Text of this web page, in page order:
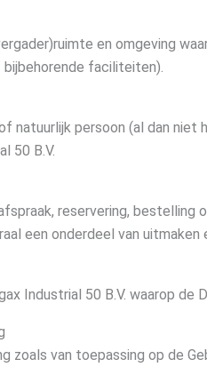
en omgeving
bijbehorende faciliteiten).
natuurlijk persoon (al dan niet
50 B.V.
reservering, bestelling
een onderdeel van uitmaken
Industrial 50 B.V. waarop
zoals van toepassing op de